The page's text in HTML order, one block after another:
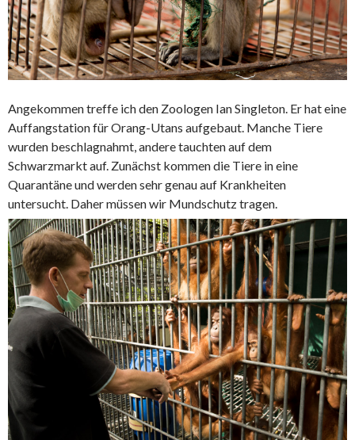
Angekommen treffe ich den Zoologen Ian Singleton. Er hat eine
Auffangstation für Orang-Utans aufgebaut. Manche Tiere
wurden beschlagnahmt, andere tauchten auf dem
Schwarzmarkt auf. Zunächst kommen die Tiere in eine
Quarantäne und werden sehr genau auf Krankheiten
untersucht. Daher müssen wir Mundschutz tragen.